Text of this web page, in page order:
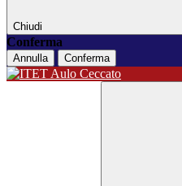
Chiudi
Conferma
Annulla Conferma